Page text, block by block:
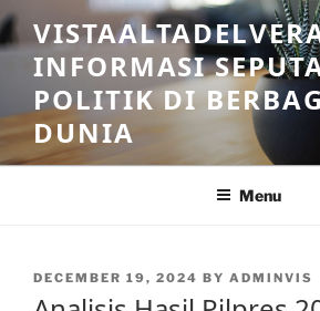
Skip
to
contentINFORMASI
POLITIK DI
DUNIA
Menu
POSTED
DECEMBER 19, 2024 BY ADMINVIS